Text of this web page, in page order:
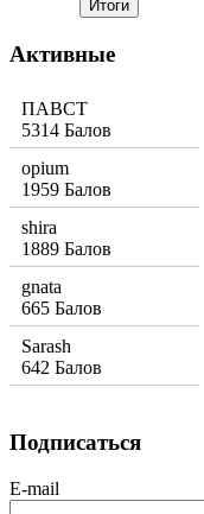
Активные
ПАВСТ
5314 Балов
opium
1959 Балов
shira
1889 Балов
gnata
665 Балов
Sarash
642 Балов
Подписаться
E-mail